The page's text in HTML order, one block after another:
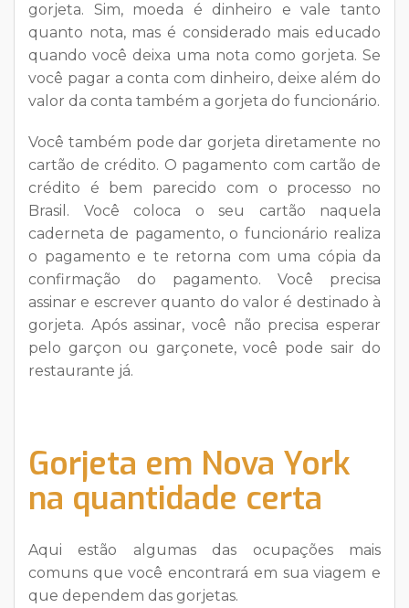
gorjeta. Sim, moeda é dinheiro e vale tanto
quanto nota, mas é considerado mais educado
quando você deixa uma nota como gorjeta. Se
você pagar a conta com dinheiro, deixe além do
valor da conta também a gorjeta do funcionário.
Você também pode dar gorjeta diretamente no
cartão de crédito. O pagamento com cartão de
crédito é bem parecido com o processo no
Brasil. Você coloca o seu cartão naquela
caderneta de pagamento, o funcionário realiza
o pagamento e te retorna com uma cópia da
confirmação do pagamento. Você precisa
assinar e escrever quanto do valor é destinado à
gorjeta. Após assinar, você não precisa esperar
pelo garçon ou garçonete, você pode sair do
restaurante já.
Gorjeta em Nova York
na quantidade certa
Aqui estão algumas das ocupações mais
comuns que você encontrará em sua viagem e
que dependem das gorjetas.